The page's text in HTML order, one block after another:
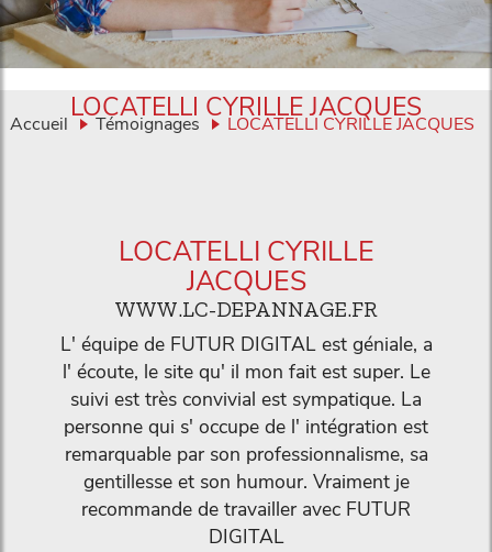
Accueil Témoignages LOCATELLI CYRILLE JACQUES
LOCATELLI CYRILLE JACQUES
LOCATELLI CYRILLE
JACQUES
WWW.LC-DEPANNAGE.FR
L' équipe de FUTUR DIGITAL est géniale, a
l' écoute, le site qu' il mon fait est super. Le
suivi est très convivial est sympatique. La
personne qui s' occupe de l' intégration est
remarquable par son professionnalisme, sa
gentillesse et son humour. Vraiment je
recommande de travailler avec FUTUR
DIGITAL